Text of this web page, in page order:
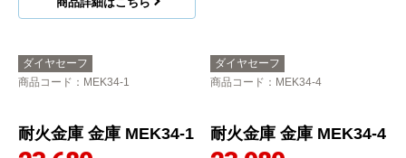
ダイヤセーフ 耐火金庫
金庫 DW30-S
22,480 円(税込)
耐火金庫 金庫 MEK30-4
商品詳細はこちら